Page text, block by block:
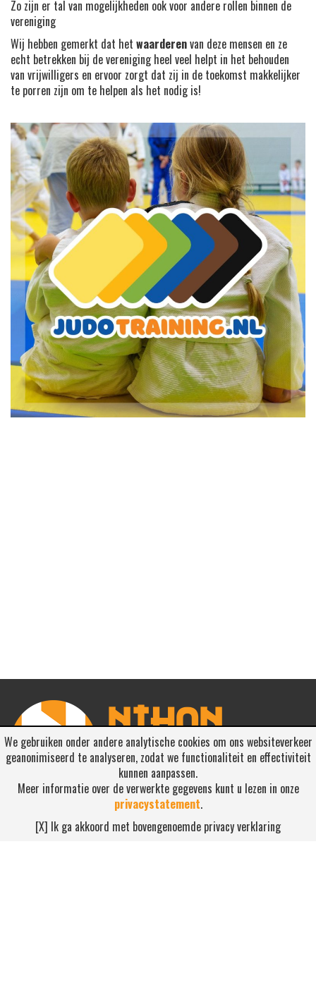
Zo zijn er tal van mogelijkheden ook voor andere rollen binnen de
vereniging
Wij hebben gemerkt dat het waarderenvan deze mensen en ze
echt betrekken bij de vereniging heel veel helpt in het behouden
van vrijwilligers en ervoor zorgt dat zij in de toekomst makkelijker
te porren zijn om te helpen als het nodig is!
We gebruiken onder andere analytische cookies om ons websiteverkeer
geanonimiseerd te analyseren, zodat we functionaliteit en effectiviteit
kunnen aanpassen.
Meer informatie over de verwerkte gegevens kunt u lezen in onze
privacystatement.
[X] Ik ga akkoord met bovengenoemde privacy verklaring